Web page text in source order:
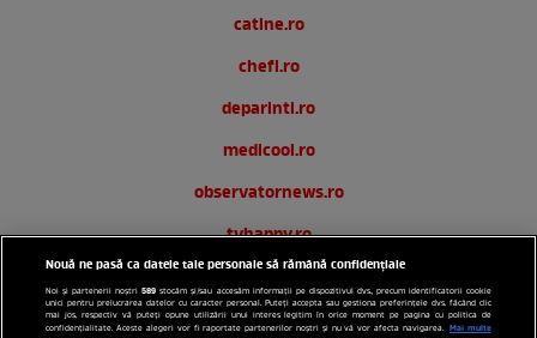
catine.ro
chefi.ro
deparinti.ro
medicool.ro
observatornews.ro
tvhappy.ro
useit.ro
zutv.ro
Nouă ne pasă ca datele tale personale să rămână confidențiale
Noi și partenerii noștri589 stocăm și/sau accesăm informații pe dispozitivul dvs., precum identificatorii cookie
unici pentru prelucrarea datelor cu caracter personal. Puteți accepta sau gestiona preferințele dvs. făcând clic
mai jos, respectiv vă puteți opune utilizării unui interes legitim în orice moment pe pagina cu politica de
confidențialitate. Aceste alegeri vor fi raportate partenerilor noștri și nu vă vor afecta navigarea. Mai multe